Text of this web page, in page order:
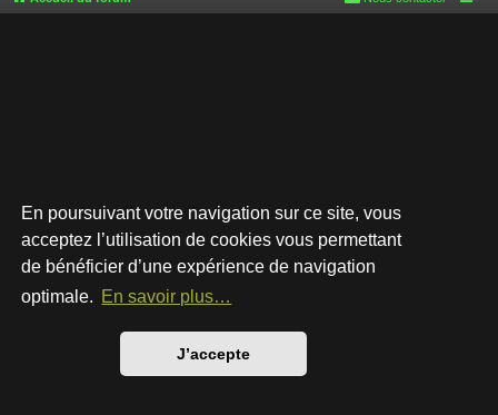
En poursuivant votre navigation sur ce site, vous
acceptez l’utilisation de cookies vous permettant
de bénéficier d’une expérience de navigation
optimale. En savoir plus…
J’accepte
Développé parphpBB® Forum Software © phpBB Limited
Style par
Traduction française officielle